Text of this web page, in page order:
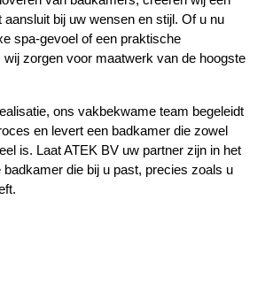
aansluit bij uw wensen en stijl. Of u nu
spa-gevoel of een praktische
wij zorgen voor maatwerk van de hoogste
ons vakbekwame team begeleidt
en levert een badkamer die zowel
is. Laat ATEK BV uw partner zijn in het
badkamer die bij u past, precies zoals u